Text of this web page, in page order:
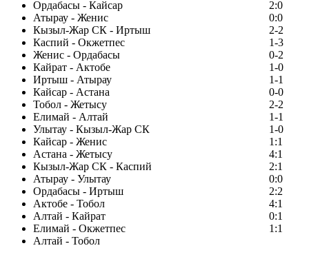
Ордабасы - Кайсар
2:0
Атырау - Женис
0:0
Кызыл-Жар СК - Иртыш
2-2
Каспий - Окжетпес
1-3
Женис - Ордабасы
0-2
Кайрат - Актобе
1-0
Иртыш - Атырау
1-1
Кайсар - Астана
0-0
Тобол - Жетысу
2-2
Елимай - Алтай
1-1
Улытау - Кызыл-Жар СК
1-0
Кайсар - Женис
1:1
Астана - Жетысу
4:1
Кызыл-Жар СК - Каспий
2:1
Атырау - Улытау
0:0
Ордабасы - Иртыш
2:2
Актобе - Тобол
4:1
Алтай - Кайрат
0:1
Елимай - Окжетпес
1:1
Алтай - Тобол